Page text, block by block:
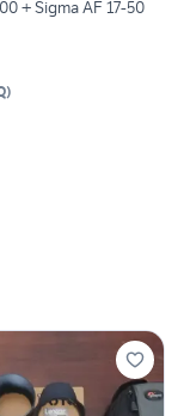
+ Sigma AF 17-50
)